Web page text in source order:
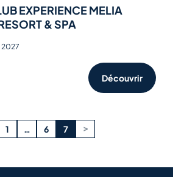
EXPERIENCE MELIA
& SPA
2027
Découvrir
1 … 6 7 >